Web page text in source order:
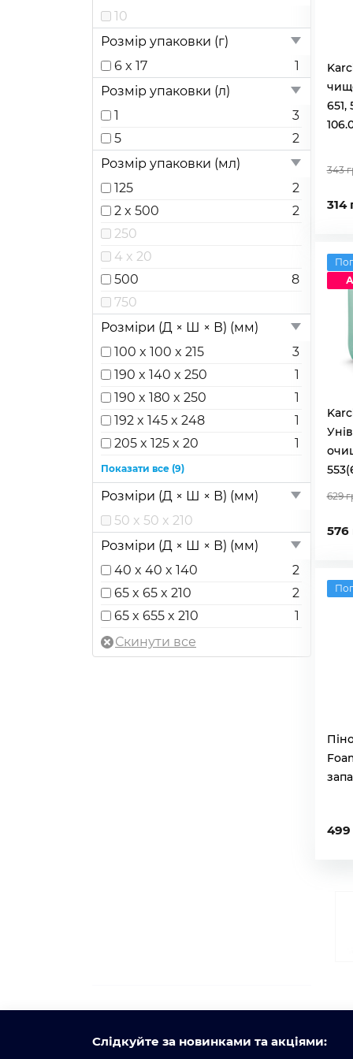
10
Розмір упаковки (г)
6 x 17
1
Розмір упаковки (л)
1
3
5
2
Розмір упаковки (мл)
125
2
2 x 500
2
250
4 x 20
500
8
750
Розміри (Д × Ш × В) (мм)
100 x 100 x 215
3
190 x 140 x 250
1
190 x 180 x 250
1
192 x 145 x 248
1
205 x 125 x 20
1
225 x 115 x 25
65 x 65 x 210
67 x 67 x 260
70 x 100 x 245
90 x 90 x 215
Показати все (9)
Розміри (Д × Ш × В) (мм)
50 x 50 x 210
Розміри (Д × Ш × В) (мм)
40 x 40 x 140
2
65 x 65 x 210
2
65 x 655 x 210
1
651,
343
314
629
576
499
Слідкуйте за новинками та акціями: